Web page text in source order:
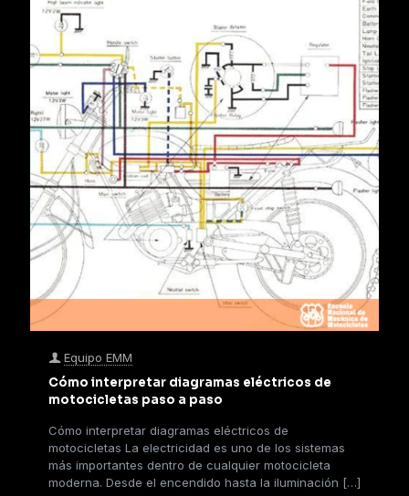
Equipo EMM
Cómo interpretar diagramas eléctricos de
motocicletas paso a paso
Cómo interpretar diagramas eléctricos de
motocicletas La electricidad es uno de los sistemas
más importantes dentro de cualquier motocicleta
moderna. Desde el encendido hasta la iluminación […]